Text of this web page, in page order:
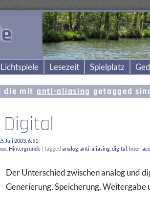
Lichtspiele Lesezeit Spielplatz
die mit anti-aliasing getagged
Juli 2003, 6:51
Hintergründe | Taggedanalog anti-aliasing digital interface
Der Unterschied zwischen analog und
Generierung, Speicherung,